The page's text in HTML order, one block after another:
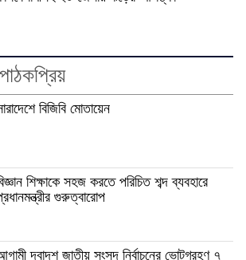
বিজিবি মোতায়েন
শিক্ষাকে সহজ করতে পরিচিত শব্দ ব্যবহারে
গুরুত্বারোপ
দ্বাদশ জাতীয় সংসদ নির্বাচনের ভোটগ্রহণ ৭